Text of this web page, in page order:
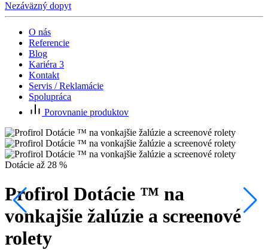
Nezáväzný dopyt
O nás
Referencie
Blog
Kariéra 3
Kontakt
Servis / Reklamácie
Spolupráca
Porovnanie produktov
Dotácie až 28 %
Profirol Dotácie ™ na
vonkajšie žalúzie a screenové
rolety